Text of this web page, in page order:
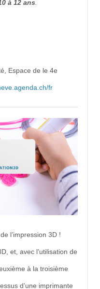
à 12 ans
Espace de le 4e
fr
l’impression 3D !
et, avec l’utilisation de
à la troisième
d’une imprimante